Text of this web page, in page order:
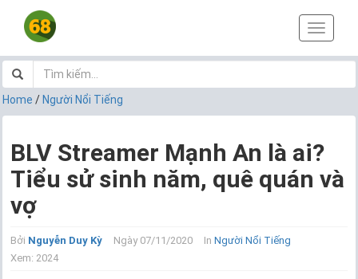
T
o
g
v
Home / Người Nổi Tiếng
BLV Streamer Mạnh An là ai?
Tiểu sử sinh năm, quê quán và
vợ
Bởi Nguyễn Duy Kỳ Ngày 07/11/2020 In Người Nổi Tiếng
Xem: 2024